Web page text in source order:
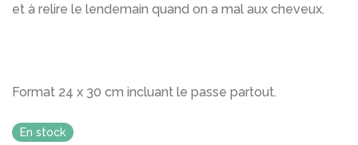
et à relire le lendemain quand on a mal aux cheveux.
Format 24 x 30 cm incluant le passe partout.
En stock